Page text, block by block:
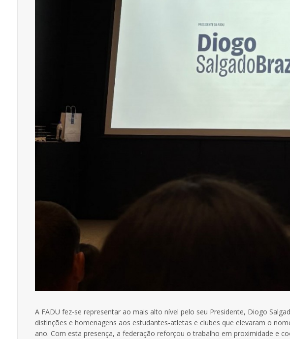
A FADU fez-se representar ao mais alto nível pelo seu Presidente, Diogo
distinções e homenagens aos estudantes-atletas e clubes que elevaram o
ano. Com esta presença, a federação reforçou o trabalho em proximidade e